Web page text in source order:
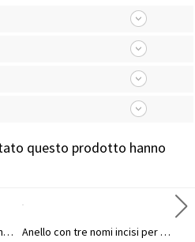
questo prodotto hanno
Anello in argento sterling con tre nomi di bambini per le mamme Anello con tre nomi incisi per la mamma, placcato oro